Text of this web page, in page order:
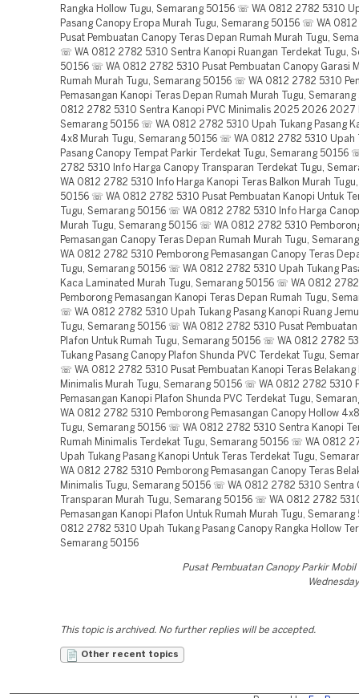
Rangka Hollow Tugu, Semarang 50156 ☏ WA 0812 2782 5310
Pasang Canopy Eropa Murah Tugu, Semarang 50156 ☏ WA
Pusat Pembuatan Canopy Teras Depan Rumah Murah Tugu,
☏ WA 0812 2782 5310 Sentra Kanopi Ruangan Terdekat Tugu,
50156 ☏ WA 0812 2782 5310 Pusat Pembuatan Canopy Garasi
Rumah Murah Tugu, Semarang 50156 ☏ WA 0812 2782 5310
Pemasangan Kanopi Teras Depan Rumah Murah Tugu,
0812 2782 5310 Sentra Kanopi PVC Minimalis 2025 2026 2027
Semarang 50156 ☏ WA 0812 2782 5310 Upah Tukang Pasang
4x8 Murah Tugu, Semarang 50156 ☏ WA 0812 2782 5310 Upah
Pasang Canopy Tempat Parkir Terdekat Tugu, Semarang 50156
2782 5310 Info Harga Canopy Transparan Terdekat Tugu,
WA 0812 2782 5310 Info Harga Kanopi Teras Balkon Murah
50156 ☏ WA 0812 2782 5310 Pusat Pembuatan Kanopi Untuk
Tugu, Semarang 50156 ☏ WA 0812 2782 5310 Info Harga
Murah Tugu, Semarang 50156 ☏ WA 0812 2782 5310
Pemasangan Canopy Teras Depan Rumah Murah Tugu,
WA 0812 2782 5310 Pemborong Pemasangan Canopy Teras
Tugu, Semarang 50156 ☏ WA 0812 2782 5310 Upah Tukang
Kaca Laminated Murah Tugu, Semarang 50156 ☏ WA 0812
Pemborong Pemasangan Kanopi Teras Depan Rumah Tugu,
☏ WA 0812 2782 5310 Upah Tukang Pasang Kanopi Ruang
Tugu, Semarang 50156 ☏ WA 0812 2782 5310 Pusat
Plafon Untuk Rumah Tugu, Semarang 50156 ☏ WA 0812 2782
Tukang Pasang Canopy Plafon Shunda PVC Terdekat Tugu,
☏ WA 0812 2782 5310 Pusat Pembuatan Kanopi Teras Belakang
Minimalis Murah Tugu, Semarang 50156 ☏ WA 0812 2782 5310
Pemasangan Kanopi Plafon Shunda PVC Terdekat Tugu,
WA 0812 2782 5310 Pemborong Pemasangan Canopy Hollow
Tugu, Semarang 50156 ☏ WA 0812 2782 5310 Sentra Kanopi
Rumah Minimalis Terdekat Tugu, Semarang 50156 ☏ WA 0812
Upah Tukang Pasang Kanopi Untuk Teras Terdekat Tugu,
WA 0812 2782 5310 Pemborong Pemasangan Canopy Teras
Minimalis Tugu, Semarang 50156 ☏ WA 0812 2782 5310 Sentra
Transparan Murah Tugu, Semarang 50156 ☏ WA 0812 2782
Pemasangan Kanopi Plafon Untuk Rumah Murah Tugu,
0812 2782 5310 Upah Tukang Pasang Canopy Rangka Hollow
Semarang 50156
Pusat Pembuatan Canopy Parkir
This topic is archived. No further replies will be accepted.
Other recent topics